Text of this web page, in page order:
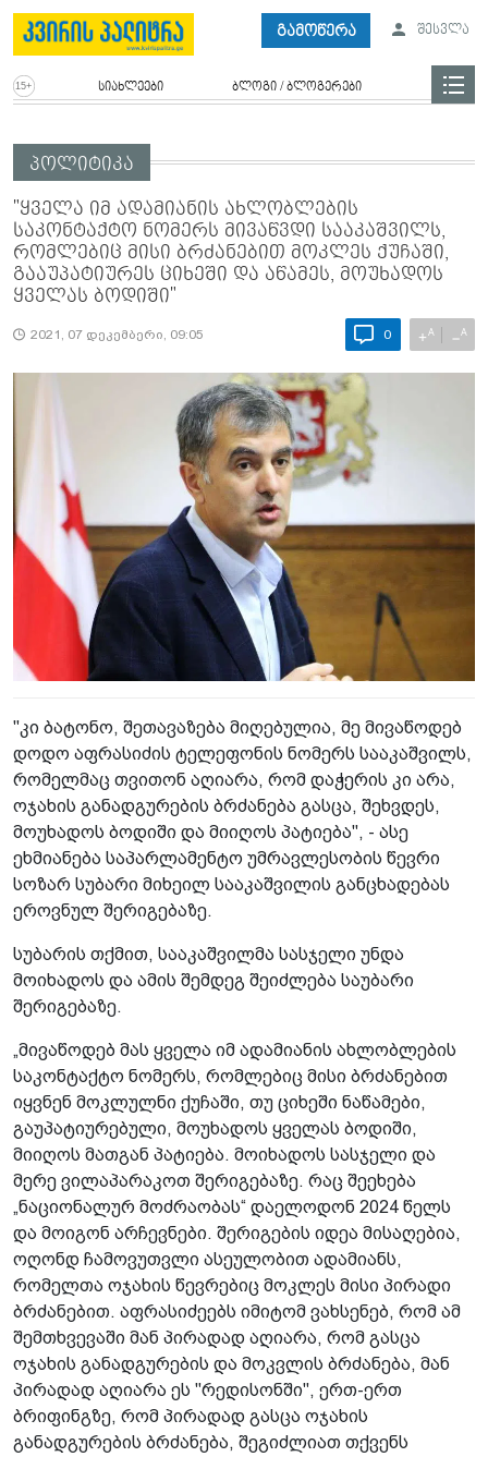
გამოწერა შესვლა
სიახლეები ბლოგი / ბლოგერები
პოლიტიკა
"ყველა იმ ადამიანის ახლობლების
საკონტაქტო ნომერს მივაწვდი სააკაშვილს,
რომლებიც მისი ბრძანებით მოკლეს ქუჩაში,
გააუპატიურეს ციხეში და აწამეს, მოუხადოს
ყველას ბოდიში"
2021, 07 დეკემბერი, 09:05 0 +A −A
"კი ბატონო, შეთავაზება მიღებულია, მე მივაწოდებ
დოდო აფრასიძის ტელეფონის ნომერს სააკაშვილს,
რომელმაც თვითონ აღიარა, რომ დაჭერის კი არა,
ოჯახის განადგურების ბრძანება გასცა, შეხვდეს,
მოუხადოს ბოდიში და მიიღოს პატიება", - ასე
ეხმიანება საპარლამენტო უმრავლესობის წევრი
სოზარ სუბარი მიხეილ სააკაშვილის განცხადებას
ეროვნულ შერიგებაზე.
სუბარის თქმით, სააკაშვილმა სასჯელი უნდა
მოიხადოს და ამის შემდეგ შეიძლება საუბარი
შერიგებაზე.
„მივაწოდებ მას ყველა იმ ადამიანის ახლობლების
საკონტაქტო ნომერს, რომლებიც მისი ბრძანებით
იყვნენ მოკლულნი ქუჩაში, თუ ციხეში ნაწამები,
გაუპატიურებული, მოუხადოს ყველას ბოდიში,
მიიღოს მათგან პატიება. მოიხადოს სასჯელი და
მერე ვილაპარაკოთ შერიგებაზე. რაც შეეხება
„ნაციონალურ მოძრაობას“ დაელოდონ 2024 წელს
და მოიგონ არჩევნები. შერიგების იდეა მისაღებია,
ოღონდ ჩამოვუთვლი ასეულობით ადამიანს,
რომელთა ოჯახის წევრებიც მოკლეს მისი პირადი
ბრძანებით. აფრასიძეებს იმიტომ ვახსენებ, რომ ამ
შემთხვევაში მან პირადად აღიარა, რომ გასცა
ოჯახის განადგურების და მოკვლის ბრძანება, მან
პირადად აღიარა ეს "რედისონში", ერთ-ერთ
ბრიფინგზე, რომ პირადად გასცა ოჯახის
განადგურების ბრძანება, შეგიძლიათ თქვენს